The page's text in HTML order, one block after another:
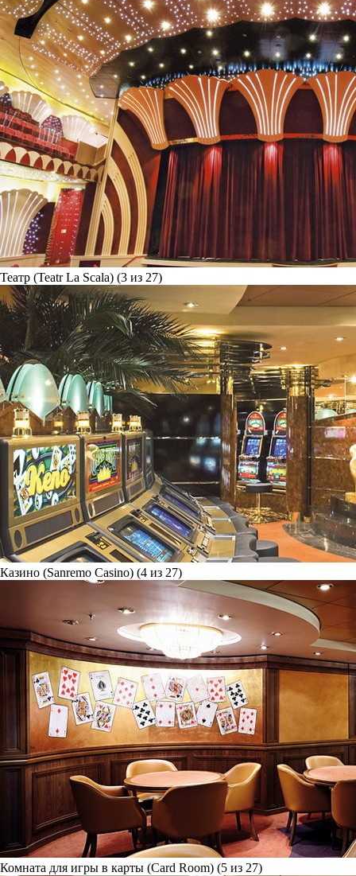
Театр (Teatr La Scala) (3 из 27)
Казино (Sanremo Casino) (4 из 27)
Комната для игры в карты (Card Room) (5 из 27)